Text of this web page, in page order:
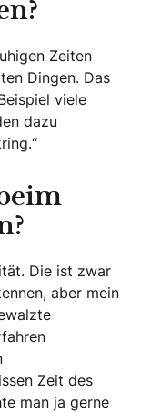
Zeiten
Dingen. Das
viele
dazu
Die ist zwar
aber mein
Zeit des
man ja gerne